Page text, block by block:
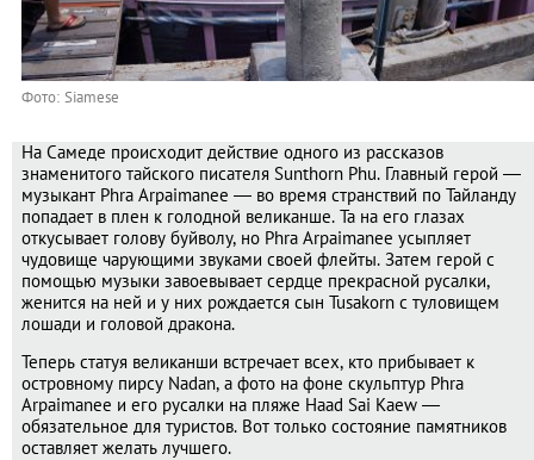
Фото: Siamese
На Самеде происходит действие одного из рассказов
знаменитого тайского писателя Sunthorn Phu. Главный герой ―
музыкант Phra Arpaimanee ― во время странствий по Тайланду
попадает в плен к голодной великанше. Та на его глазах
откусывает голову буйволу, но Phra Arpaimanee усыпляет
чудовище чарующими звуками своей флейты. Затем герой с
помощью музыки завоевывает сердце прекрасной русалки,
женится на ней и у них рождается сын Tusakorn с туловищем
лошади и головой дракона.
Теперь статуя великанши встречает всех, кто прибывает к
островному пирсу Nadan, а фото на фоне скульптур Phra
Arpaimanee и его русалки на пляже Haad Sai Kaew ―
обязательное для туристов. Вот только состояние памятников
оставляет желать лучшего.